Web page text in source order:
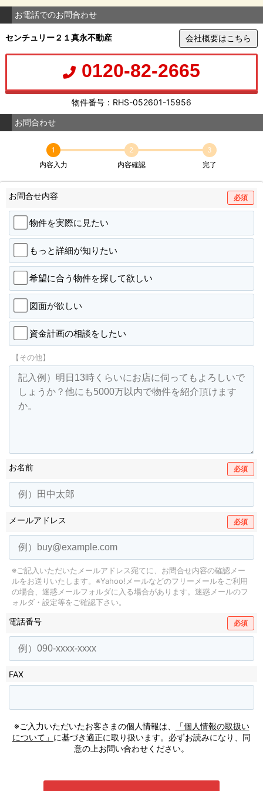
お電話でのお問合わせ
センチュリー２１真永不動産 会社概要はこちら
0120-82-2665
物件番号：RHS-052601-15956
お問合わせ
1
内容入力
2
内容確認
3
完了
お問合せ内容 必須
物件を実際に見たい
もっと詳細が知りたい
希望に合う物件を探して欲しい
図面が欲しい
資金計画の相談をしたい
【その他】
お名前 必須
メールアドレス 必須
※ご記入いただいたメールアドレス宛てに、お問合せ内容の確認メー
ルをお送りいたします。 ※Yahoo!メールなどのフリーメールをご利用
の場合、迷惑メールフォルダに入る場合があります。 迷惑メールのフ
ォルダ・設定等をご確認下さい。
電話番号 必須
FAX
※ご入力いただいたお客さまの個人情報は、
「個人情報の取扱い
について」 に基づき適正に取り扱います。必ずお読みになり、同
意の上お問い合わせください。